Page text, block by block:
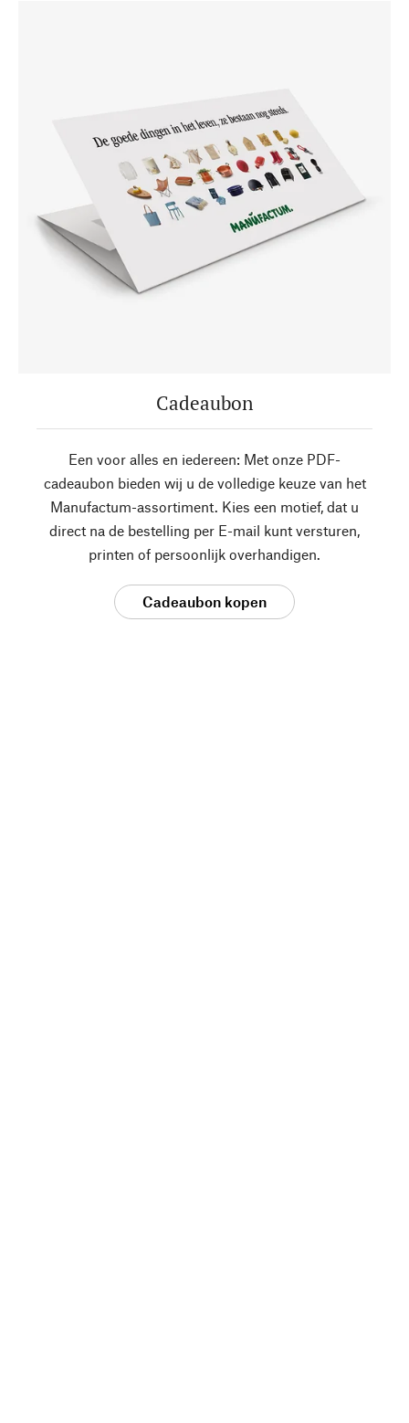
Cadeaubon
Een voor alles en iedereen: Met onze PDF-
cadeaubon bieden wij u de volledige keuze van het
Manufactum-assortiment. Kies een motief, dat u
direct na de bestelling per E-mail kunt versturen,
printen of persoonlijk overhandigen.
Cadeaubon kopen